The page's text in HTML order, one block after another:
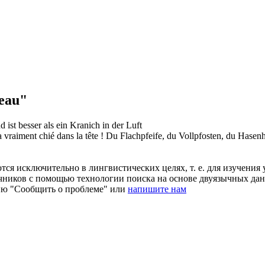
ist besser als ein Kranich in der Luft
chié dans la tête ! Du Flachpfeife, du Vollpfosten, du
исключительно в лингвистических целях, т. е. для
с помощью технологии поиска на основе двуязычных
"Сообщить о проблеме" или напишите нам